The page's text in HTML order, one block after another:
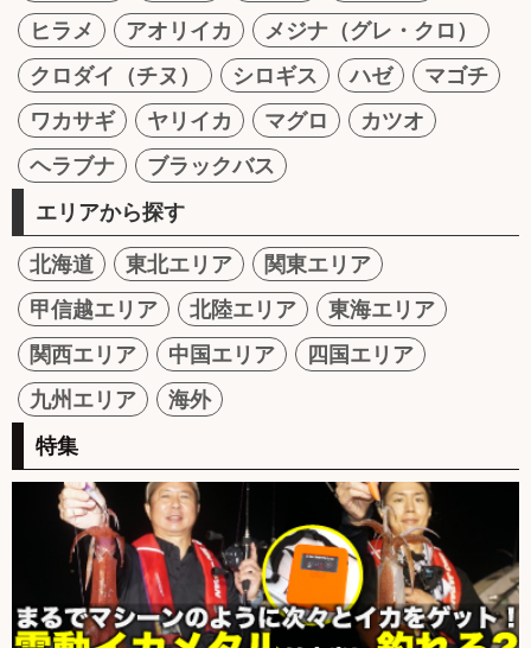
ヒラメ
アオリイカ
メジナ（グレ・クロ）
クロダイ（チヌ）
シロギス ハゼ
マゴチ
ワカサギ
ヤリイカ マグロ
カツオ
ヘラブナ
ブラックバス
エリアから探す
北海道 東北エリア
関東エリア
甲信越エリア
北陸エリア
東海エリア
関西エリア
中国エリア
四国エリア
九州エリア
海外
特集